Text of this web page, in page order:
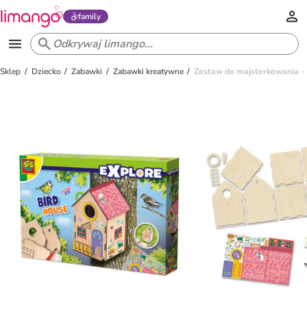
family
Sklep Dziecko Zabawki Zabawki kreatywne Zestaw do majsterkowania -